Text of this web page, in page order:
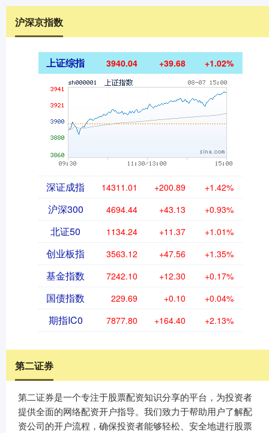
沪深京指数
上证综指 3940.04 +39.68 +1.02%
深证成指 14311.01 +200.89 +1.42%
沪深300 4694.44 +43.13 +0.93%
北证50 1134.24 +11.37 +1.01%
创业板指 3563.12 +47.56 +1.35%
基金指数 7242.10 +12.30 +0.17%
国债指数 229.69 +0.10 +0.04%
期指IC0 7877.80 +164.40 +2.13%
第二证券
第二证券是一个专注于股票配资知识分享的平台，为投资者
提供全面的网络配资开户指导。我们致力于帮助用户了解配
资公司的开户流程，确保投资者能够轻松、安全地进行股票